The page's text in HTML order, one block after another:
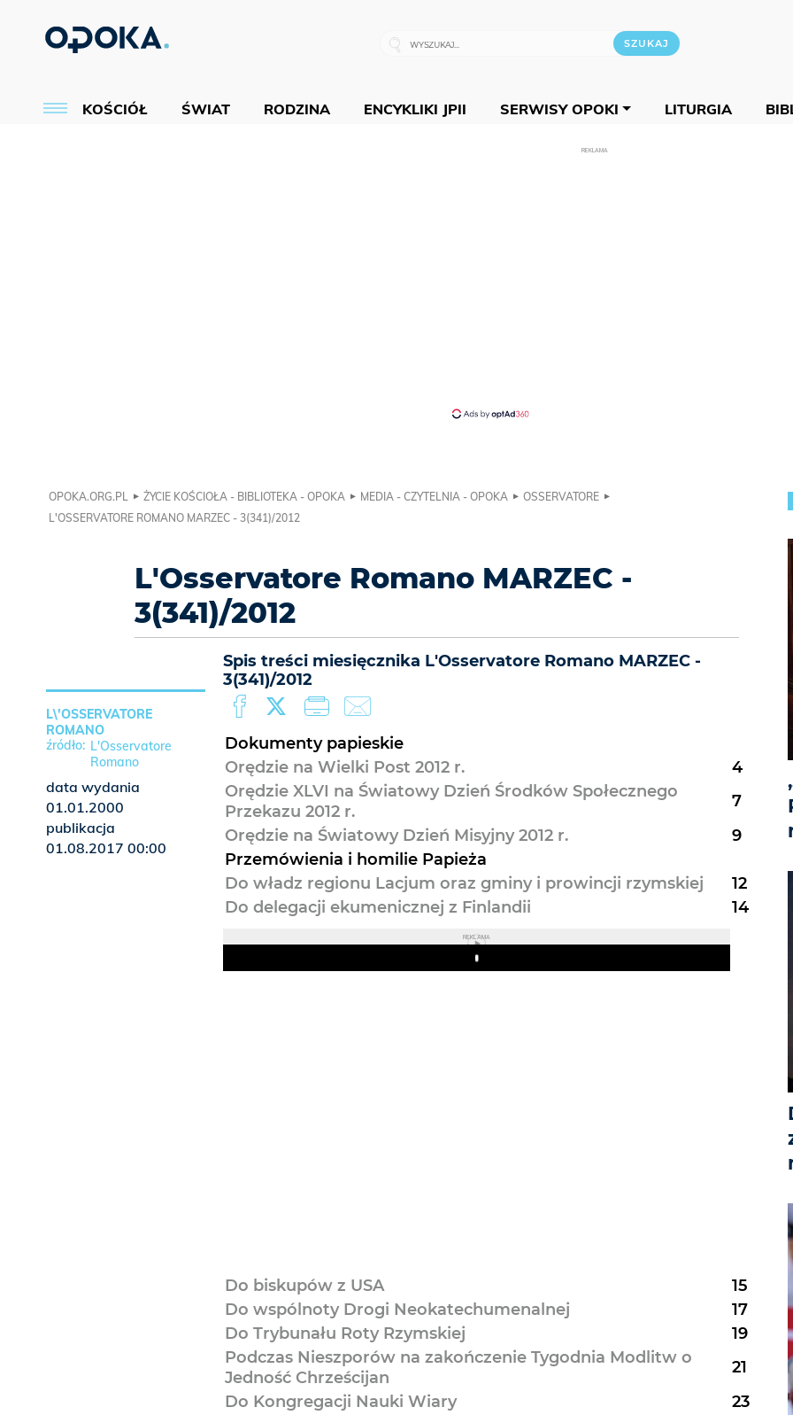
KOŚCIÓŁ ŚWIAT RODZINA ENCYKLIKI JPII SERWISY OPOKI LITURGIA
REKLAMA
OPOKA.ORG.PL ŻYCIE KOŚCIOŁA - BIBLIOTEKA - OPOKA MEDIA - CZYTELNIA - OPOKA
OSSERVATORE
L'OSSERVATORE ROMANO MARZEC - 3(341)/2012
L'Osservatore Romano MARZEC -
3(341)/2012
Spis treści miesięcznika L'Osservatore Romano MARZEC -
3(341)/2012
Dokumenty papieskie
Orędzie na Wielki Post 2012 r.
4
Orędzie XLVI na Światowy Dzień Środków Społecznego
Przekazu 2012 r.
7
Orędzie na Światowy Dzień Misyjny 2012 r.
9
Przemówienia i homilie Papieża
Do władz regionu Lacjum oraz gminy i prowincji rzymskiej
12
Do delegacji ekumenicznej z Finlandii
14
REKLAMA
Play
Do biskupów z USA
15
Do wspólnoty Drogi Neokatechumenalnej
17
Do Trybunału Roty Rzymskiej
19
Podczas Nieszporów na zakończenie Tygodnia Modlitw o
Jedność Chrześcijan
21
Do Kongregacji Nauki Wiary
23
L\'OSSERVATORE
ROMANO
L'Osservatore
Romano
data wydania
01.01.2000
publikacja
01.08.2017 00:00